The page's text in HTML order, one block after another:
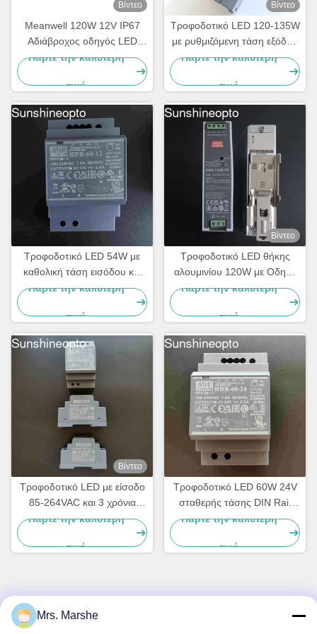
Βίντεο
Meanwell 120W 12V IP67
Αδιάβροχος οδηγός LED
Ηλεκτρική τροφοδοσία
Πάρτε την καλύτερη
τιμή
Βίντεο
Τροφοδοτικό LED 120-135W
με ρυθμιζόμενη τάση εξόδου
DC και δυνατότητα
τοποθέτησης σε ράγα DIN
Πάρτε την καλύτερη
τιμή
Τροφοδοτικό LED 54W με
καθολική τάση εισόδου και
πιστοποιημένη συμμόρφωση
συστήματα φωτισμού LED
Πάρτε την καλύτερη
τιμή
Βίντεο
Τροφοδοτικό LED θήκης
αλουμινίου 120W με Οδηγό
LED σταθερής τάσης εξόδου
Πάρτε την καλύτερη
τιμή
Βίντεο
Τροφοδοτικό LED με είσοδο
85-264VAC και 3 χρόνια
εγγύηση για φωτισμό
Πάρτε την καλύτερη
τιμή
Τροφοδοτικό LED 60W 24V
σταθερής τάσης DIN Rail
που τοποθετείται για οικιακό
και βιομηχανικό φωτισμό
Πάρτε την καλύτερη
τιμή
Γρήγορη επικοινωνία
Mrs. Marshe